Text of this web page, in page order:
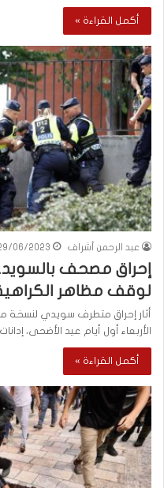
أكمل القراءة »
عبد الرحمن أشراف 06/2023
إحراق مصحف
لوقف مظاهر
أثار إحراق متطرف سويدي لنسخة
الأربعاء أول أيام عيد الأضحى،
أكمل القراءة »